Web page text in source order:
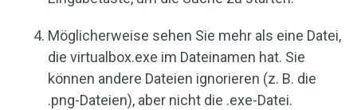
Möglicherweise sehen Sie mehr als eine Datei,
die virtualbox.exe im Dateinamen hat. Sie
können andere Dateien ignorieren (z. B. die
.png-Dateien), aber nicht die .exe-Datei.